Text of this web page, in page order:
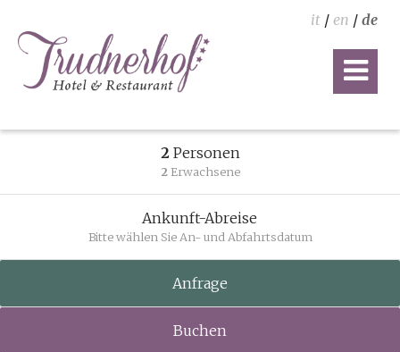
it / en / de
2 Personen
2 Erwachsene
Ankunft-Abreise
Bitte wählen Sie An- und Abfahrtsdatum
Anfrage
Buchen